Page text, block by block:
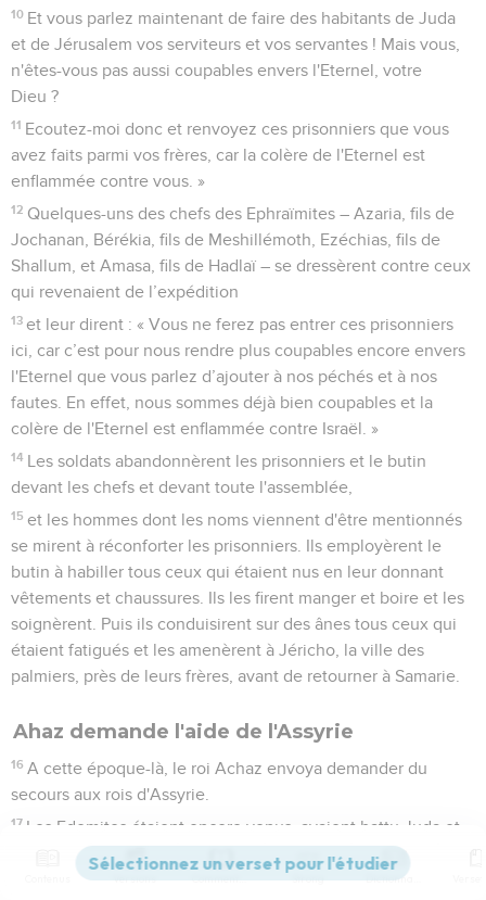
10 Et vous parlez maintenant de faire des habitants de Juda
et de Jérusalem vos serviteurs et vos servantes ! Mais vous,
n'êtes-vous pas aussi coupables envers l'Eternel, votre
Dieu ?
11 Ecoutez-moi donc et renvoyez ces prisonniers que vous
avez faits parmi vos frères, car la colère de l'Eternel est
enflammée contre vous. »
12 Quelques-uns des chefs des Ephraïmites – Azaria, fils de
Jochanan, Bérékia, fils de Meshillémoth, Ezéchias, fils de
Shallum, et Amasa, fils de Hadlaï – se dressèrent contre ceux
qui revenaient de l’expédition
13 et leur dirent : « Vous ne ferez pas entrer ces prisonniers
ici, car c’est pour nous rendre plus coupables encore envers
l'Eternel que vous parlez d’ajouter à nos péchés et à nos
fautes. En effet, nous sommes déjà bien coupables et la
colère de l'Eternel est enflammée contre Israël. »
14 Les soldats abandonnèrent les prisonniers et le butin
devant les chefs et devant toute l'assemblée,
15 et les hommes dont les noms viennent d'être mentionnés
se mirent à réconforter les prisonniers. Ils employèrent le
butin à habiller tous ceux qui étaient nus en leur donnant
vêtements et chaussures. Ils les firent manger et boire et les
soignèrent. Puis ils conduisirent sur des ânes tous ceux qui
étaient fatigués et les amenèrent à Jéricho, la ville des
palmiers, près de leurs frères, avant de retourner à Samarie.
Ahaz demande l'aide de l'Assyrie
16 A cette époque-là, le roi Achaz envoya demander du
secours aux rois d'Assyrie.
17 Les Edomites étaient encore venus, avaient battu Juda et
emmené des prisonniers.
Quant aux Philistins, ils avaient lancé une attaque contre
Versions Commentaires Strong